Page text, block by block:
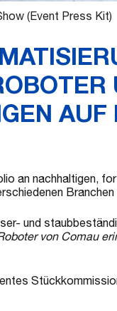
(Event Press Kit)
an nachhaltigen,
und
von Comau